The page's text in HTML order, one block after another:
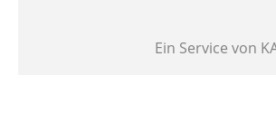
Ein Service von